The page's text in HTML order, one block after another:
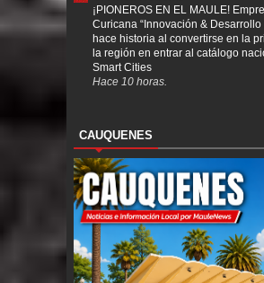
¡PIONEROS EN EL MAULE!
Curicana “Innovación & Desarrollo
hace historia al convertirse en la
la región en entrar al catálogo
Smart Cities
Hace 10 horas.
CAUQUENES